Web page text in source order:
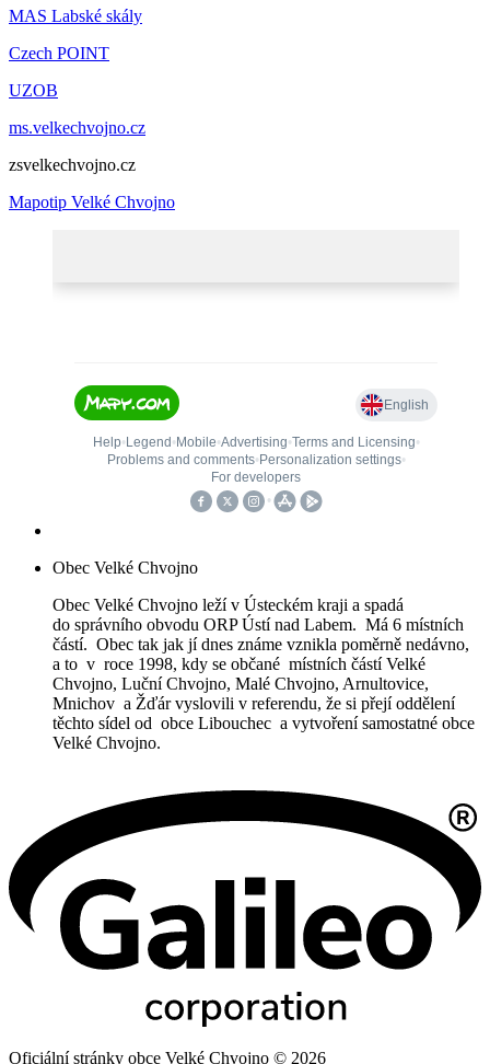
MAS Labské skály
Czech POINT
UZOB
ms.velkechvojno.cz
zsvelkechvojno.cz
Mapotip Velké Chvojno
Obec Velké Chvojno
Obec Velké Chvojno leží v Ústeckém kraji a spadá
do správního obvodu ORP Ústí nad Labem. Má 6 místních
částí. Obec tak jak jí dnes známe vznikla poměrně nedávno,
a to v roce 1998, kdy se občané místních částí Velké
Chvojno, Luční Chvojno, Malé Chvojno, Arnultovice,
Mnichov a Žďár vyslovili v referendu, že si přejí oddělení
těchto sídel od obce Libouchec a vytvoření samostatné obce
Velké Chvojno.
Oficiální stránky obce Velké Chvojno © 2026